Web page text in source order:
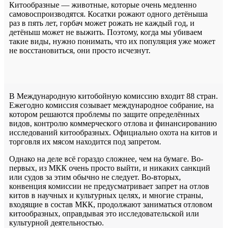
Китообразные — животные, которые очень медленно
самовоспроизводятся. Косатки рожают одного детёныша
раз в пять лет, горбач может рожать не каждый год, и
детёныш может не выжить. Поэтому, когда мы убиваем
такие виды, нужно понимать, что их популяция уже может
не восстановиться, они просто исчезнут.
В Международную китобойную комиссию входит 88 стран.
Ежегодно комиссия созывает международное собрание, на
котором решаются проблемы по защите определённых
видов, контролю коммерческого отлова и финансированию
исследований китообразных. Официально охота на китов и
торговля их мясом находится под запретом.
Однако на деле всё гораздо сложнее, чем на бумаге. Во-
первых, из МКК очень просто выйти, и никаких санкций
или судов за этим обычно не следует. Во-вторых,
конвенция комиссии не предусматривает запрет на отлов
китов в научных и культурных целях, и многие страны,
входящие в состав МКК, продолжают заниматься отловом
китообразных, оправдывая это исследовательской или
культурной деятельностью.